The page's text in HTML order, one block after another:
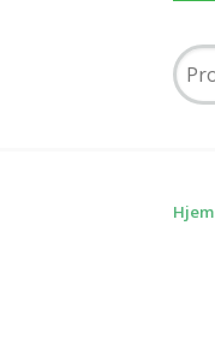
Hjem